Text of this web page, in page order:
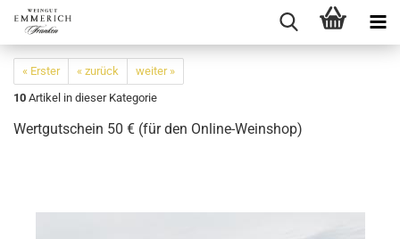
« Erster « zurück
weiter »
10 Artikel in dieser Kategorie
Wertgutschein 50 € (für den Online-Weinshop)